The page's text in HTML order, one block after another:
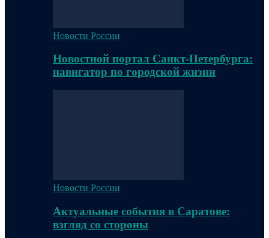
Новости России
Новостной портал Санкт-Петербурга:
навигатор по городской жизни
Новости России
Актуальные события в Саратове:
взгляд со стороны